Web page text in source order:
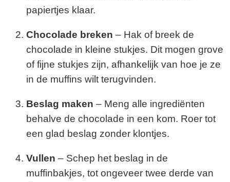
papiertjes klaar.
Chocolade breken – Hak of breek de
chocolade in kleine stukjes. Dit mogen grove
of fijne stukjes zijn, afhankelijk van hoe je ze
in de muffins wilt terugvinden.
Beslag maken – Meng alle ingrediënten
behalve de chocolade in een kom. Roer tot
een glad beslag zonder klontjes.
Vullen – Schep het beslag in de
muffinbakjes, tot ongeveer twee derde van